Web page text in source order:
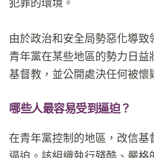
由於政治和安全局勢惡化導
青年黨在某些地區的勢力日
基督教，並公開處決任何被懷
哪些人最容易受到逼迫？
在青年黨控制的地區，改信基